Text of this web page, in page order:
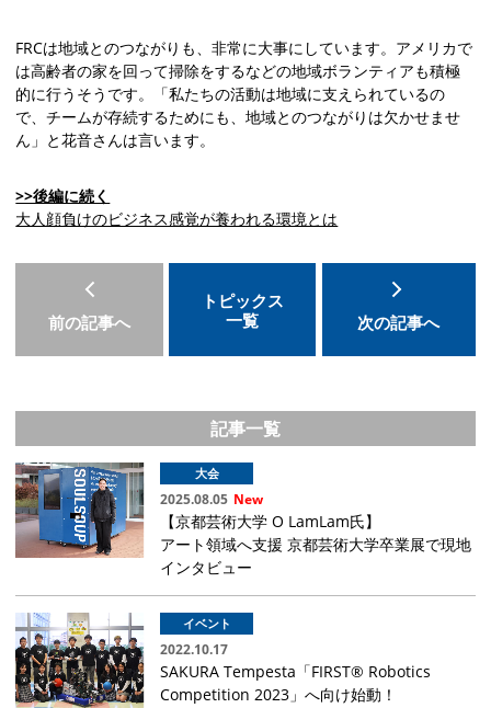
FRCは地域とのつながりも、非常に大事にしています。アメリカで
は高齢者の家を回って掃除をするなどの地域ボランティアも積極
的に行うそうです。「私たちの活動は地域に支えられているの
で、チームが存続するためにも、地域とのつながりは欠かせませ
ん」と花音さんは言います。
>>後編に続く
大人顔負けのビジネス感覚が養われる環境とは
前の記事へ
トピックス
一覧
次の記事へ
記事一覧
大会
2025.08.05
【京都芸術大学 O LamLam氏】
アート領域へ支援 京都芸術大学卒業展で現地
インタビュー
イベント
2022.10.17
SAKURA Tempesta「FIRST® Robotics
Competition 2023」へ向け始動！